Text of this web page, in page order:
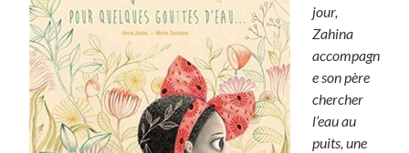
jour,
Zahina
accompagn
e son père
chercher
l’eau au
puits, une